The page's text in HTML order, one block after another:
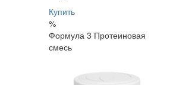
Купить
%
Формула 3 Протеиновая
смесь